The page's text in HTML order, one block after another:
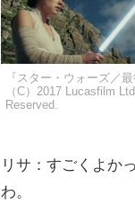
『スター・ウォーズ／
（C）2017 Lucasfilm
Reserved.
リサ：すごくよか
わ。